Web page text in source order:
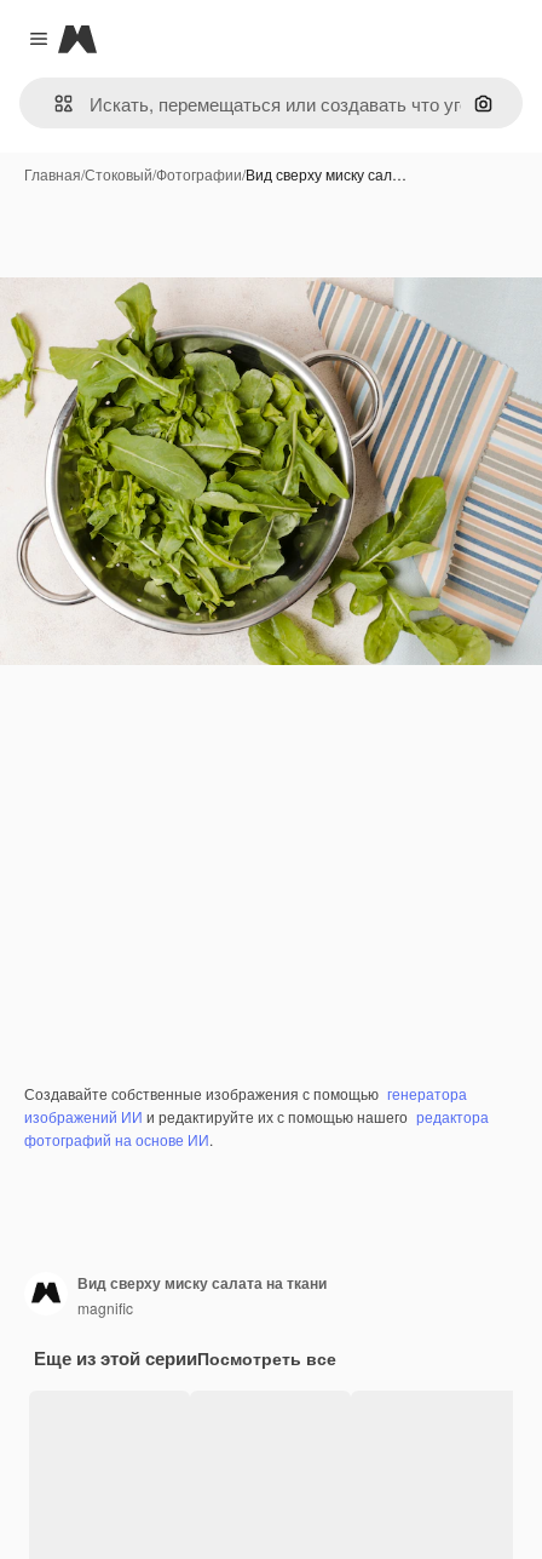
Close menu
Magnific
Поиск
Главная/Стоковый/Фотографии/Вид сверху миску сал…
Создавайте собственные изображения с помощью генератора
изображений ИИ и редактируйте их с помощью нашего редактора
фотографий на основе ИИ.
Вид сверху миску салата на ткани
magnific
Еще из этой серииПосмотреть все